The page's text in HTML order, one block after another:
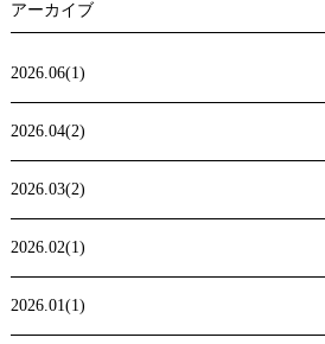
アーカイブ
2026.06(1)
2026.04(2)
2026.03(2)
2026.02(1)
2026.01(1)